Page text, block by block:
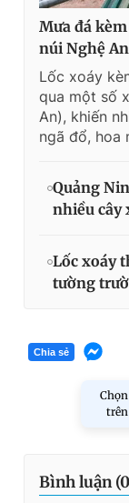
Mưa đá
núi Nghệ An
Lốc xoáy
qua một số
An), khiến
ngã đổ, hoa
Quảng
nhiều cây
Lốc xoáy
tường
Chia sẻ
Bình luận (0